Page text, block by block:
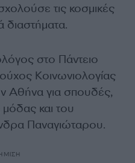
τις κοσμικές
διαστήματα.
στο Πάντειο
Κοινωνιολογίας
Αθήνα για σπουδές,
και του
Παναγιώταρου.